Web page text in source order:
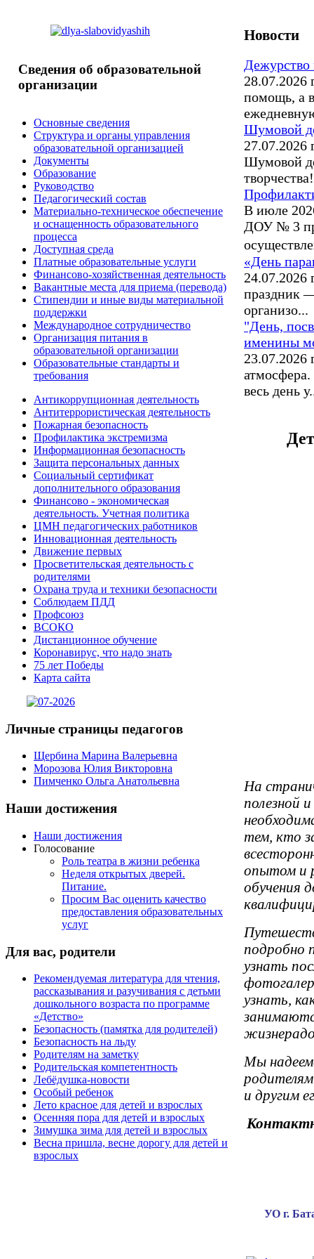
Сведения об образовательной
организации
Основные сведения
Структура и органы управления
образовательной организацией
Документы
Образование
Руководство
Педагогический состав
Материально-техническое обеспечение
и оснащенность образовательного
процесса
Доступная среда
Платные образовательные услуги
Финансово-хозяйственная деятельность
Вакантные места для приема (перевода)
Стипендии и иные виды материальной
поддержки
Международное сотрудничество
Организация питания в
образовательной организации
Образовательные стандарты и
требования
Антикоррупционная деятельность
Антитеррористическая деятельность
Пожарная безопасность
Профилактика экстремизма
Информационная безопасность
Защита персональных данных
Социальный сертификат
дополнительного образования
Финансово - экономическая
деятельность. Учетная политика
ЦМН педагогических работников
Инновационная деятельность
Движение первых
Просветительская деятельность с
родителями
Охрана труда и техники безопасности
Соблюдаем ПДД
Профсоюз
ВСОКО
Дистанционное обучение
Коронавирус, что надо знать
75 лет Победы
Карта сайта
Личные страницы педагогов
Щербина Марина Валерьевна
Морозова Юлия Викторовна
Пимченко Ольга Анатольевна
Наши достижения
Наши достижения
Голосование
Роль театра в жизни ребенка
Неделя открытых дверей.
Питание.
Просим Вас оценить качество
предоставления образовательных
услуг
Для вас, родители
Рекомендуемая литература для чтения,
рассказывания и разучивания с детьми
дошкольного возраста по программе
«Детство»
Безопасность (памятка для родителей)
Безопасность на льду
Родителям на заметку
Родительская компетентность
Лебёдушка-новости
Особый ребенок
Лето красное для детей и взрослых
Осенняя пора для детей и взрослых
Зимушка зима для детей и взрослых
Весна пришла, весне дорогу для детей и
взрослых
Новости
Дежурство
28.07.2026
помощь, а
Шумовой
Шумовой
В июле
ДОУ № 3
«День
24.07.2026
праздник
организо...
"День,
именины
23.07.2026
весь день
На
полезной
тем, кто
опытом и
обучения
подробно
узнать
узнать,
Мы
и другим
УО г.